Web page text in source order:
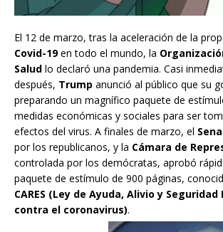
El 12 de marzo, tras la aceleración de la
Covid-19en todo el mundo, la
Salud lo declaró una pandemia. Casi
después, Trump anunció al público que su
preparando un magnífico paquete de
medidas económicas y sociales para ser
efectos del virus. A finales de marzo, el
por los republicanos, y la Cámara de
controlada por los demócratas, aprobó
paquete de estímulo de 900 páginas,
CARES (Ley de Ayuda, Alivio y Seguridad
contra el coronavirus).